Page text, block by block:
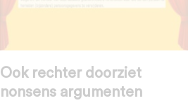
Ook rechter doorziet
nonsens argumenten